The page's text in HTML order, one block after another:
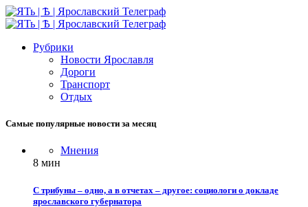
Рубрики
Новости Ярославля
Дороги
Транспорт
Отдых
Самые популярные новости за месяц
Мнения
8 мин
С трибуны – одно, а в отчетах – другое: социологи о докладе
ярославского губернатора